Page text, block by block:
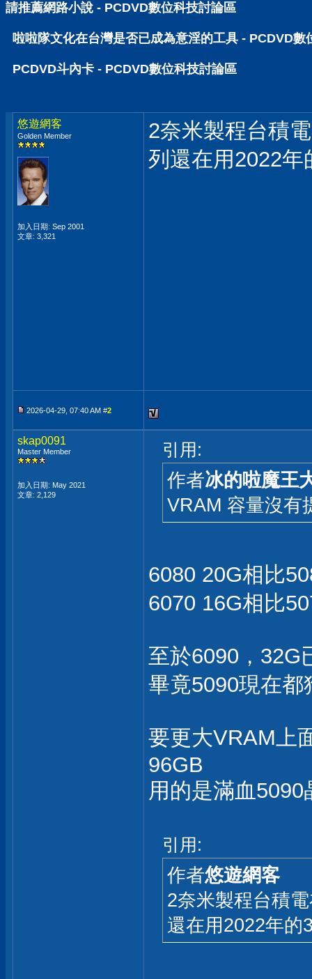
請推薦網路小說 - PCDVD數位科技討論區
啦啦隊文化在台灣是否已成為意淫的工具 - PCDVD數
PCDVD斗內卡 - PCDVD數位科技討論區
悠遊網客
Golden Member
加入日期: Sep 2001
文章: 3,321
2奈米製程台積
列還在用2022年
2026-04-29, 07:40 AM #2
skap0091
Master Member
加入日期: May 2021
文章: 2,129
引用:
作者冰的啦魔王
VRAM 容量沒有
6080 20G相比
6070 16G相比
至於6090，32G
畢竟5090現在
要更大VRAM上
96GB
用的是滿血5090
引用:
作者悠遊網客
2奈米製程台積
還在用2022年的